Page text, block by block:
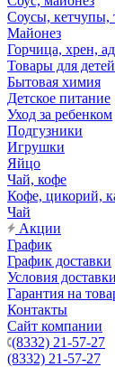
Соусы, кетчупы,
Майонез
Горчица, хрен,
Товары для детей
Бытовая химия
Детское питание
Уход за ребенком
Подгузники
Игрушки
Яйцо
Чай, кофе
Кофе, цикорий,
Чай
Акции
График
График доставки
Условия доставки
Гарантия на
Контакты
Сайт компании
(8332) 21-57-27
(8332) 21-57-27